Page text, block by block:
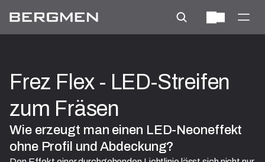
Frez Flex - LED-Streifen
zum Fräsen
Wie erzeugt man einen LED-Neoneffekt
ohne Profil und Abdeckung?